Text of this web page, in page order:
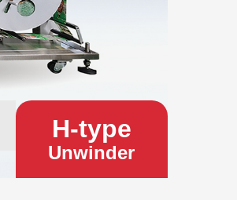
H-type
Unwinder